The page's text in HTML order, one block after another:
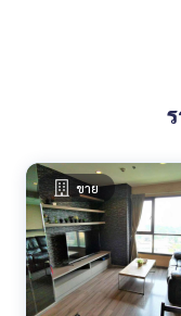
✔️ ข้อมูลเชิงลึกโดยผู้
✔️ รับฝากขาย รับซื้อ
📲 Follow us:
“HOME - Real Estate
Facebook | IG |
#นายหน้าที่จริงใจ #
ขาย